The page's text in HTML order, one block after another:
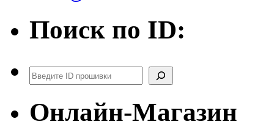
Поиск по ID:
Поиск
Онлайн-Магазин